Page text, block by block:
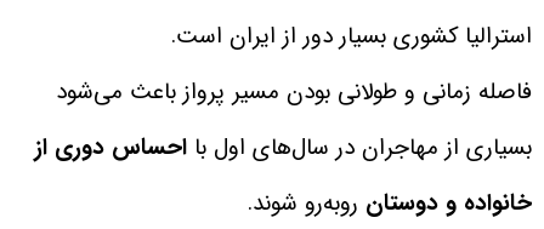
استرالیا کشوری بسیار دور از ایران است.
فاصله زمانی و طولانی بودن مسیر پرواز باعث می‌شود
بسیاری از مهاجران در سال‌های اول با احساس دوری از
خانواده و دوستان روبه‌رو شوند.